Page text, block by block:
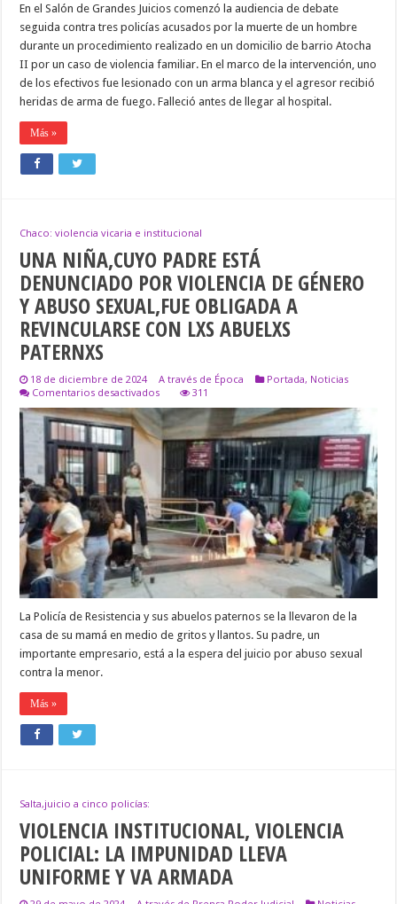
En el Salón de Grandes Juicios comenzó la audiencia de debate
seguida contra tres policías acusados por la muerte de un hombre
durante un procedimiento realizado en un domicilio de barrio Atocha
II por un caso de violencia familiar. En el marco de la intervención, uno
de los efectivos fue lesionado con un arma blanca y el agresor recibió
heridas de arma de fuego. Falleció antes de llegar al hospital.
Más »
Chaco: violencia vicaria e institucional
UNA NIÑA,CUYO PADRE ESTÁ
DENUNCIADO POR VIOLENCIA DE GÉNERO
Y ABUSO SEXUAL,FUE OBLIGADA A
REVINCULARSE CON LXS ABUELXS
PATERNXS
18 de diciembre de 2024 A través de Época Portada, Noticias
Comentarios desactivadosen
NIÑA,CUYO
PADRE
ESTÁ
DENUNCIADO
POR
VIOLENCIA
DE
GÉNERO
Y
ABUSO
SEXUAL,FUE
OBLIGADA
A
REVINCULARSE
LXS
ABUELXS
PATERNXS
311
La Policía de Resistencia y sus abuelos paternos se la llevaron de la
casa de su mamá en medio de gritos y llantos. Su padre, un
importante empresario, está a la espera del juicio por abuso sexual
contra la menor.
Más »
Salta,juicio a cinco policías:
VIOLENCIA INSTITUCIONAL, VIOLENCIA
POLICIAL: LA IMPUNIDAD LLEVA
UNIFORME Y VA ARMADA